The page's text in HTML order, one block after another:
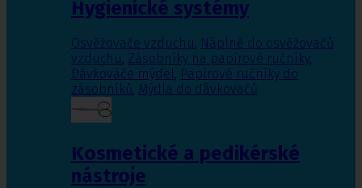
Hygienické systémy
Osvěžovače vzduchu, Náplně do osvěžovačů
vzduchu, Zásobníky na papírové ručníky,
Dávkováče mýdel, Papírové ručníky do
zásobníků, Mýdla do dávkovačů
Kosmetické a pedikérské
nástroje